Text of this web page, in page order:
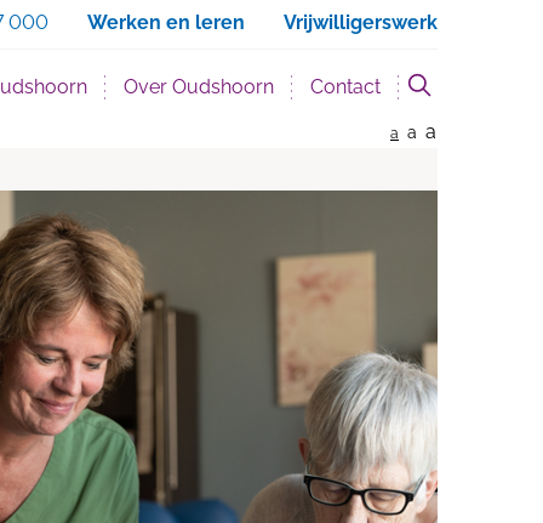
000 Werken en leren Vrijwilligerswerk
Over Oudshoorn Contact
a a a